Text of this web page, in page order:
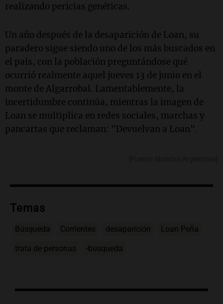
realizando pericias genéticas.
Un año después de la desaparición de Loan, su
paradero sigue siendo uno de los más buscados en
el país, con la población preguntándose qué
ocurrió realmente aquel jueves 13 de junio en el
monte de Algarrobal. Lamentablemente, la
incertidumbre continúa, mientras la imagen de
Loan se multiplica en redes sociales, marchas y
pancartas que reclaman: "Devuelvan a Loan".
Temas
Búsqueda Corrientes desaparición Loan Peña
trata de personas -busqueda